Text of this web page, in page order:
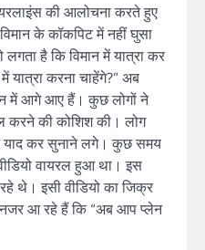
की आलोचना करते हुए
के कॉकपिट में नहीं घुसा
है कि विमान में यात्रा कर
यात्रा करना चाहेंगे?” अब
में आगे आए हैं। कुछ लोगों ने
करने की कोशिश की। लोग
याद कर सुनाने लगे। कुछ समय
वायरल हुआ था। इस
थे। इसी वीडियो का जिक्र
आ रहे हैं कि “अब आप प्लेन